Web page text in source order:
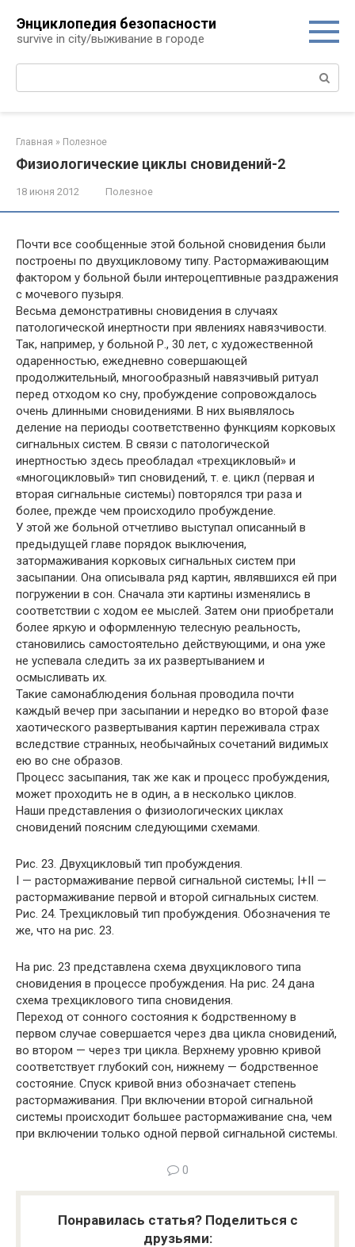
контенту
Энциклопедия безопасности
survive in city/выживание в городе
Поиск:
Главная » Полезное
Физиологические циклы сновидений-2
18 июня 2012 Полезное
Почти все сообщенные этой больной сновидения были
построены по двухцикловому типу. Растормаживающим
фактором у больной были интероцептивные раздражения
с мочевого пузыря.
Весьма демонстративны сновидения в случаях
патологической инертности при явлениях навязчивости.
Так, например, у больной Р., 30 лет, с художественной
одаренностью, ежедневно совершающей
продолжительный, многообразный навязчивый ритуал
перед отходом ко сну, пробуждение сопровождалось
очень длинными сновидениями. В них выявлялось
деление на периоды соответственно функциям корковых
сигнальных систем. В связи с патологической
инертностью здесь преобладал «трехцикловый» и
«многоцикловый» тип сновидений, т. е. цикл (первая и
вторая сигнальные системы) повторялся три раза и
более, прежде чем происходило пробуждение.
У этой же больной отчетливо выступал описанный в
предыдущей главе порядок выключения,
затормаживания корковых сигнальных систем при
засыпании. Она описывала ряд картин, являвшихся ей при
погружении в сон. Сначала эти картины изменялись в
соответствии с ходом ее мыслей. Затем они приобретали
более яркую и оформленную телесную реальность,
становились самостоятельно действующими, и она уже
не успевала следить за их развертыванием и
осмысливать их.
Такие самонаблюдения больная проводила почти
каждый вечер при засыпании и нередко во второй фазе
хаотического развертывания картин переживала страх
вследствие странных, необычайных сочетаний видимых
ею во сне образов.
Процесс засыпания, так же как и процесс пробуждения,
может проходить не в один, а в несколько циклов.
Наши представления о физиологических циклах
сновидений поясним следующими схемами.
Рис. 23. Двухцикловый тип пробуждения.
I — растормаживание первой сигнальной системы; I+II —
растормаживание первой и второй сигнальных систем.
Рис. 24. Трехцикловый тип пробуждения. Обозначения те
же, что на рис. 23.
На рис. 23 представлена схема двухциклового типа
сновидения в процессе пробуждения. На рис. 24 дана
схема трехциклового типа сновидения.
Переход от сонного состояния к бодрственному в
первом случае совершается через два цикла сновидений,
во втором — через три цикла. Верхнему уровню кривой
соответствует глубокий сон, нижнему — бодрственное
состояние. Спуск кривой вниз обозначает степень
растормаживания. При включении второй сигнальной
системы происходит большее растормаживание сна, чем
при включении только одной первой сигнальной системы.
0
Понравилась статья? Поделиться с
друзьями: